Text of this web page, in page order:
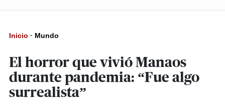
Inicio · Mundo
El horror que vivió Manaos
durante pandemia: “Fue algo
surrealista”